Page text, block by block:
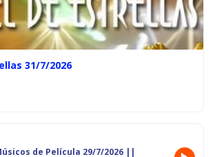
31/7/2026
de Película 29/7/2026 ||